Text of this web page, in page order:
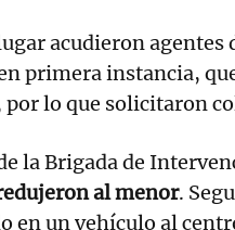
acudieron
primera instancia,
por lo que solicitaron
la Brigada de
al menor.
en un vehículo al